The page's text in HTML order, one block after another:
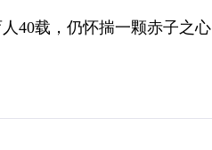
40载，仍怀揣一颗赤子之心